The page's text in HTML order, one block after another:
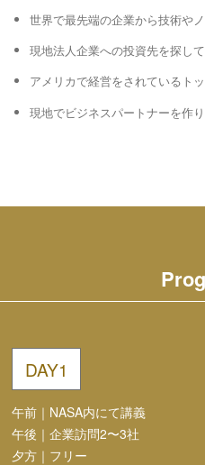
世界で最先端の企業から技術や
現地法人企業への投資先を探し
アメリカで経営をされているト
現地でビジネスパートナーを作
DAY1
午前｜ NASA内にて講義
午後｜企業訪問2〜3社
夕方｜ フリー